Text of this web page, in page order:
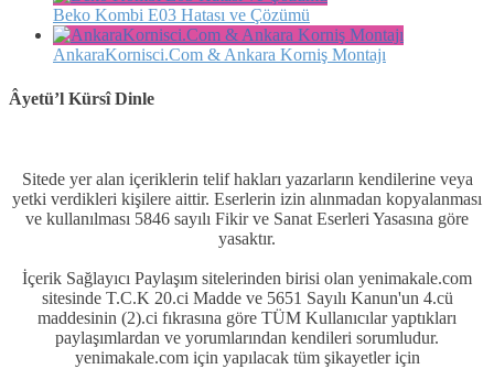
Beko Kombi E03 Hatası ve Çözümü
AnkaraKornisci.Com & Ankara Korniş Montajı
Âyetü’l Kürsî Dinle
Sitede yer alan içeriklerin telif hakları yazarların kendilerine veya
yetki verdikleri kişilere aittir. Eserlerin izin alınmadan kopyalanması
ve kullanılması 5846 sayılı Fikir ve Sanat Eserleri Yasasına göre
yasaktır.
İçerik Sağlayıcı Paylaşım sitelerinden birisi olan yenimakale.com
sitesinde T.C.K 20.ci Madde ve 5651 Sayılı Kanun'un 4.cü
maddesinin (2).ci fıkrasına göre TÜM Kullanıcılar yaptıkları
paylaşımlardan ve yorumlarından kendileri sorumludur.
yenimakale.com için yapılacak tüm şikayetler için